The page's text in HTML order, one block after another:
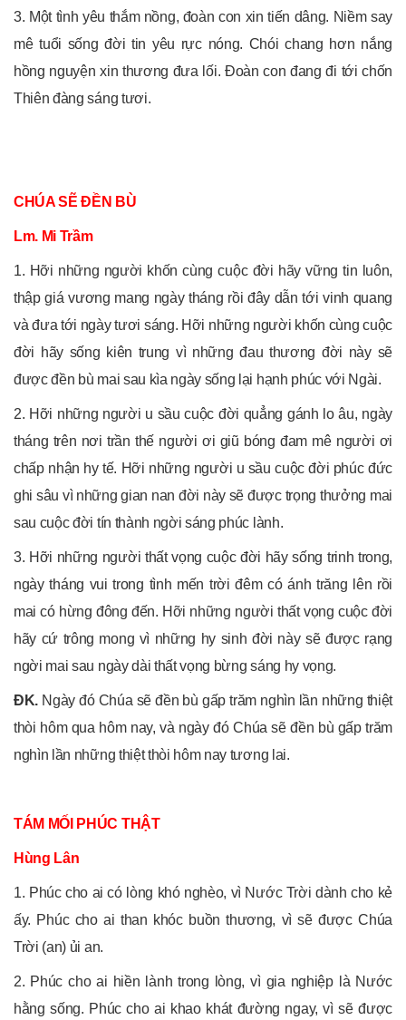
3. Một tình yêu thắm nồng, đoàn con xin tiến dâng. Niềm say
mê tuổi sống đời tin yêu rực nóng. Chói chang hơn nắng
hồng nguyện xin thương đưa lối. Đoàn con đang đi tới chốn
Thiên đàng sáng tươi.
CHÚA SẼ ĐỀN BÙ
Lm. Mi Trầm
1. Hỡi những người khốn cùng cuộc đời hãy vững tin luôn,
thập giá vương mang ngày tháng rồi đây dẫn tới vinh quang
và đưa tới ngày tươi sáng. Hỡi những người khốn cùng cuộc
đời hãy sống kiên trung vì những đau thương đời này sẽ
được đền bù mai sau kìa ngày sống lại hạnh phúc với Ngài.
2. Hỡi những người u sầu cuộc đời quẳng gánh lo âu, ngày
tháng trên nơi trần thế người ơi giũ bóng đam mê người ơi
chấp nhận hy tế. Hỡi những người u sầu cuộc đời phúc đức
ghi sâu vì những gian nan đời này sẽ được trọng thưởng mai
sau cuộc đời tín thành ngời sáng phúc lành.
3. Hỡi những người thất vọng cuộc đời hãy sống trinh trong,
ngày tháng vui trong tình mến trời đêm có ánh trăng lên rồi
mai có hừng đông đến. Hỡi những người thất vọng cuộc đời
hãy cứ trông mong vì những hy sinh đời này sẽ được rạng
ngời mai sau ngày dài thất vọng bừng sáng hy vọng.
ĐK. Ngày đó Chúa sẽ đền bù gấp trăm nghìn lần những thiệt
thòi hôm qua hôm nay, và ngày đó Chúa sẽ đền bù gấp trăm
nghìn lần những thiệt thòi hôm nay tương lai.
TÁM MỐI PHÚC THẬT
Hùng Lân
1. Phúc cho ai có lòng khó nghèo, vì Nước Trời dành cho kẻ
ấy. Phúc cho ai than khóc buồn thương, vì sẽ được Chúa
Trời (an) ủi an.
2. Phúc cho ai hiền lành trong lòng, vì gia nghiệp là Nước
hằng sống. Phúc cho ai khao khát đường ngay, vì sẽ được